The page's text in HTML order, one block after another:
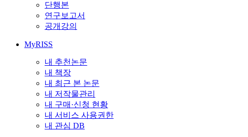
단행본
연구보고서
공개강의
MyRISS
내 추천논문
내 책장
내 최근 본 논문
내 저작물관리
내 구매·신청 현황
내 서비스 사용권한
내 관심 DB